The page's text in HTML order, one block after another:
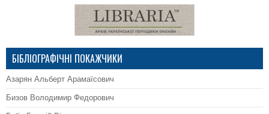
БІБЛІОГРАФІЧНІ ПОКАЖЧИКИ
Азарян Альберт Арамаїсович
Бизов Володимир Федорович